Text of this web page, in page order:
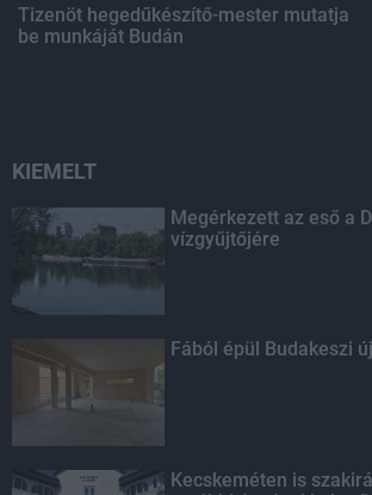
Tizenöt hegedűkészítő-mester mutatja
be munkáját Budán
KIEMELT
Megérkezett az eső a
vízgyűjtőjére
Fából épül Budakeszi
Kecskeméten is